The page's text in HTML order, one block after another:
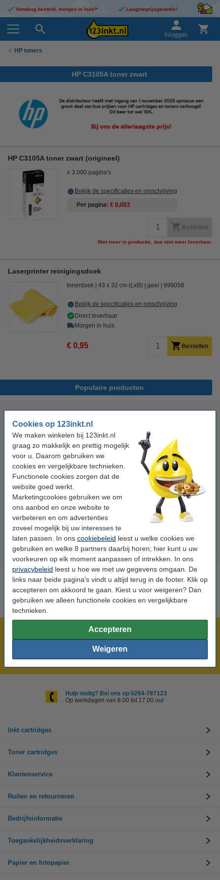
Cookies op 123inkt.nl
We maken winkelen bij 123inkt.nl
graag zo makkelijk en prettig mogelijk
voor u. Daarom gebruiken we
cookies en vergelijkbare technieken.
Functionele cookies zorgen dat de
website goed werkt.
Marketingcookies gebruiken we om
ons aanbod en onze website te
verbeteren en om advertenties
zoveel mogelijk bij uw interesses te
laten passen. In ons cookiebeleid leest u welke cookies we
gebruiken en welke 8 partners daarbij horen; hier kunt u uw
voorkeuren op elk moment aanpassen of intrekken. In ons
privacybeleid leest u hoe we met uw gegevens omgaan. De
links naar beide pagina's vindt u altijd terug in de footer. Klik op
accepteren om akkoord te gaan. Kiest u voor weigeren? Dan
gebruiken we alleen functionele cookies en vergelijkbare
technieken.
Accepteren
Weigeren
Vandaag besteld, morgen in huis!* Laagsteprijsgarantie!
Inloggen
HP toners
HP C3105A toner zwart
HP C3105A toner zwart (origineel)
± 3.000 pagina's
Bekijk de specificaties en omschrijving
Per pagina € 0,003
Bestellen
Niet meer in productie, dus niet meer leverbaar.
Laserprinter reinigingsdoek
tonerdoek 43 x 32 cm (LxB) geel 999058
Bekijk de specificaties en omschrijving
Direct leverbaar
Morgen in huis
€ 0,95 Bestellen
Populaire producten
123accu Xtreme Power MN1500
Penlite AA batterij 24 stuks
€ 14,95 Incl. 21% btw
123inkt kopieerpapier 1 pak van
500 vel A4 - 80 grams FSC® Mix
Credit
€ 7,25 Incl. 21% btw
Meer dan 5 miljoen klanten!
Voor 23.59 uur besteld, morgen in huis!
Laagsteprijsgarantie!
Hulp nodig? Bel ons op 0294-787123
Op werkdagen van 8.00 tot 17.00 uur
Inkt cartridges
Toner cartridges
Klantenservice
Ruilen en retourneren
Bedrijfsinformatie
Toegankelijkheidsverklaring
Papier en fotopapier